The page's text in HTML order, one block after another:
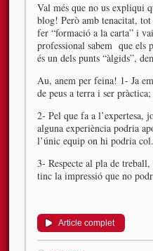
Val més que no us expliqui
blog! Però amb tenacitat,
fer “formació a la carta” i
professional sabem que els
és un dels punts “àlgids”,
Au, anem per feina! 1- Ja
de peus a terra i ser
2- Pel que fa a l’expertesa,
alguna experiència podria
l’únic equip on hi podria
3- Respecte al pla de
tinc la impressió que no
Article complet